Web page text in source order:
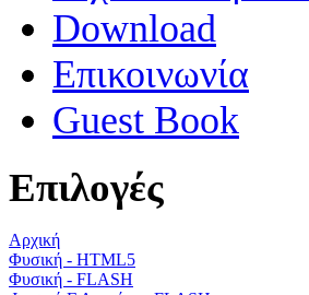
Download
Επικοινωνία
Guest Book
Επιλογές
Αρχική
Φυσική - HTML5
Φυσική - FLASH